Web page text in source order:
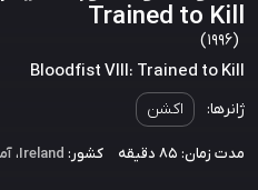
Trained to Kill
(1996)
Bloodfist VIII: Trained to Kill
ژانرها: اکشن
مدت زمان: 85 دقیقه کشور: Ireland،